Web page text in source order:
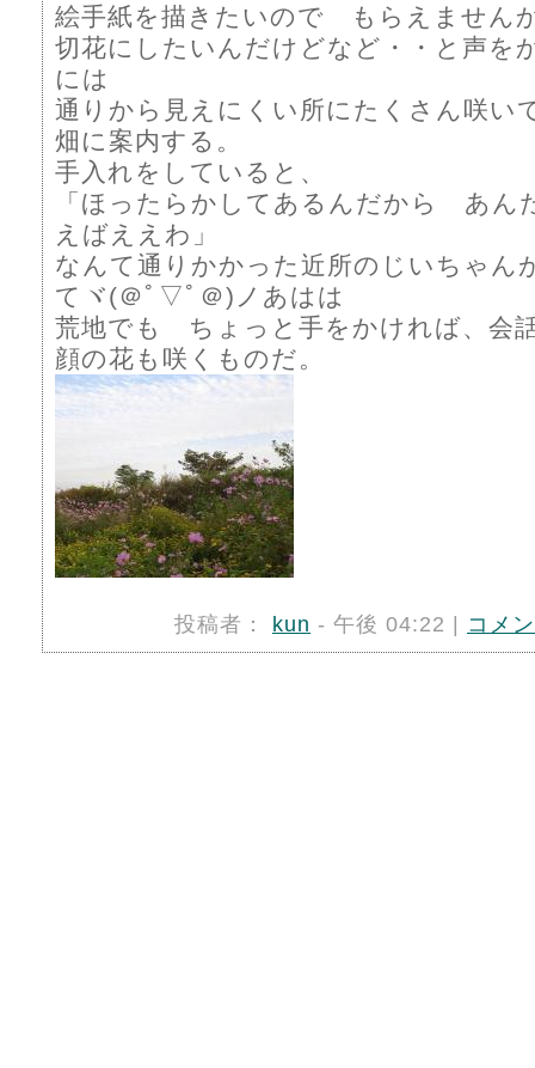
絵手紙を描きたいので もらえません
切花にしたいんだけどなど・・と声を
には
通りから見えにくい所にたくさん咲い
畑に案内する。
手入れをしていると、
「ほったらかしてあるんだから あん
えばええわ」
なんて通りかかった近所のじいちゃん
てヾ(＠ﾟ▽ﾟ＠)ノあはは
荒地でも ちょっと手をかければ、会
顔の花も咲くものだ。
投稿者： kun - 午後 04:22 | コメ